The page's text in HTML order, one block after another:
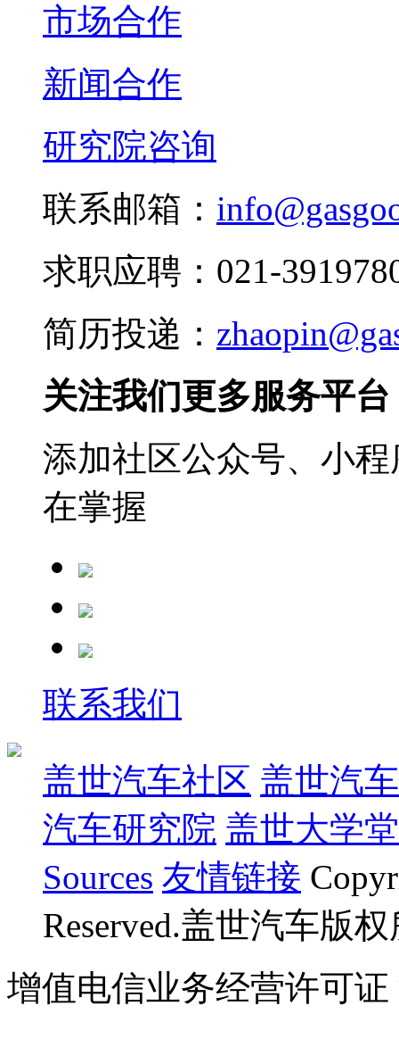
市场合作
新闻合作
研究院咨询
联系邮箱：
求职应聘：021-
简历投递：
关注我们更多服务平台
添加社区公众号、小
在掌握
联系我们
盖世汽车社区 盖世汽
汽车研究院 盖世大学堂
Sources 友情链接
Reserved.盖世汽车版
增值电信业务经营许可证